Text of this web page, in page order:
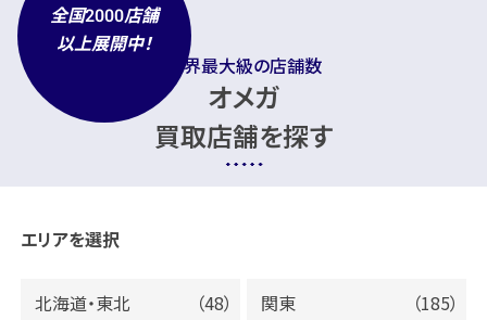
業界最大級の店舗数
オメガ
買取店舗を探す
全国2000店舗
以上展開中！
エリアを選択
北海道・東北 （48） 関東 （185）